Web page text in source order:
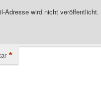
Adresse wird nicht veröffentlicht.
*